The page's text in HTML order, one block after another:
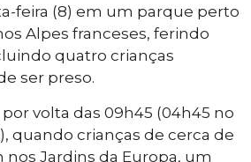
feira (8) em um parque perto
Alpes franceses, ferindo
quatro crianças
ser preso.
volta das 09h45 (04h45 no
quando crianças de cerca de
nos Jardins da Europa, um